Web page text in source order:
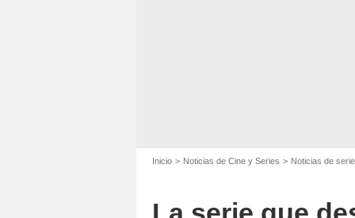
Inicio Noticias de Cine y Series Noticias de